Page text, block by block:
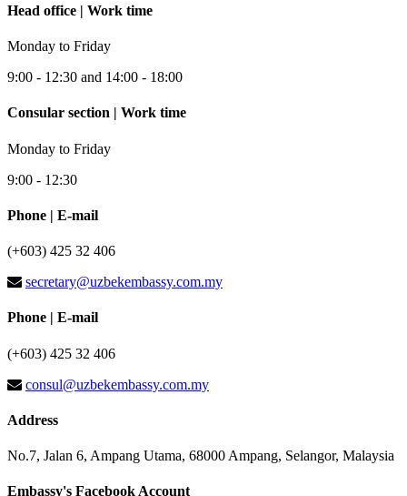
Head office | Work time
Monday to Friday
9:00 - 12:30 and 14:00 - 18:00
Consular section | Work time
Monday to Friday
9:00 - 12:30
Phone | E-mail
(+603) 425 32 406
secretary@uzbekembassy.com.my
Phone | E-mail
(+603) 425 32 406
consul@uzbekembassy.com.my
Address
No.7, Jalan 6, Ampang Utama, 68000 Ampang, Selangor, Malaysia
Embassy's Facebook Account